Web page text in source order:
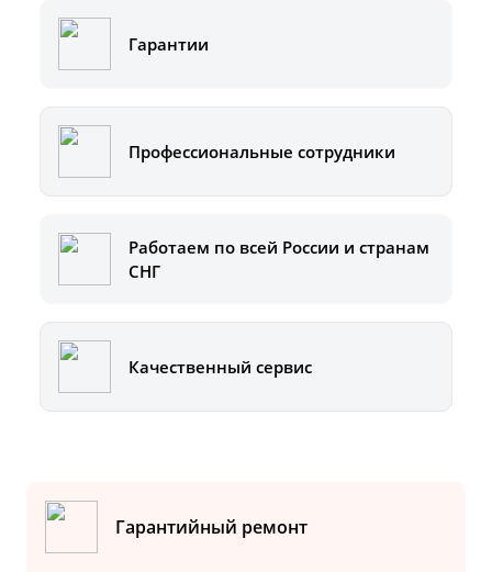
Гарантии
Профессиональные сотрудники
Работаем по всей России и странам
СНГ
Качественный сервис
Гарантийный ремонт